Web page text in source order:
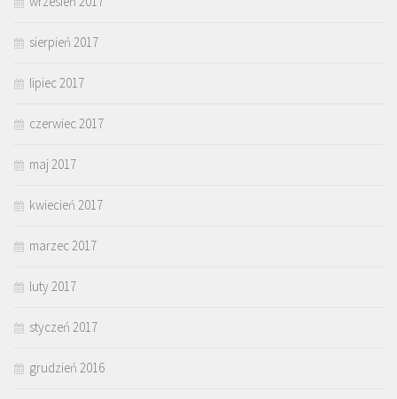
sierpień 2017
lipiec 2017
czerwiec 2017
maj 2017
kwiecień 2017
marzec 2017
luty 2017
styczeń 2017
grudzień 2016